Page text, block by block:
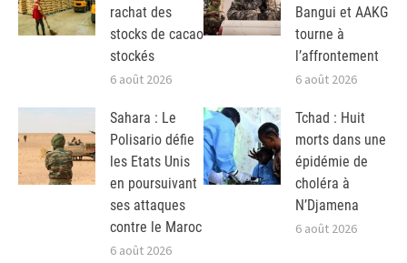
rachat des
stocks de cacao
stockés
6 août 2026
Bangui et AAKG
tourne à
l’affrontement
6 août 2026
Sahara : Le
Polisario défie
les Etats Unis
en poursuivant
ses attaques
contre le Maroc
6 août 2026
Tchad : Huit
morts dans une
épidémie de
choléra à
N’Djamena
6 août 2026